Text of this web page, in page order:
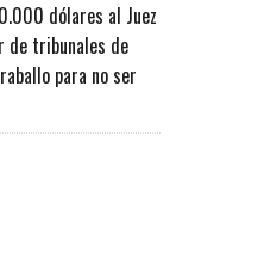
dólares al Juez
de tribunales de
para no ser